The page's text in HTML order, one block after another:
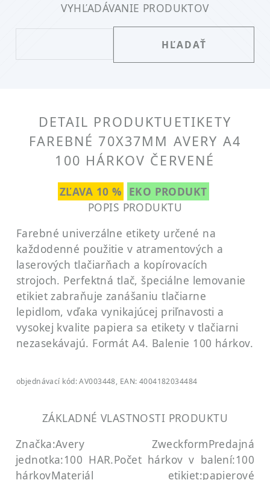
VYHĽADÁVANIE PRODUKTOV
DETAIL PRODUKTU ETIKETY
FAREBNÉ 70X37MM AVERY A4
100 HÁRKOV ČERVENÉ
ZĽAVA 10 % EKO PRODUKT
POPIS PRODUKTU
Farebné univerzálne etikety určené na
každodenné použitie v atramentových a
laserových tlačiarňach a kopírovacích
strojoch. Perfektná tlač, špeciálne lemovanie
etikiet zabraňuje zanášaniu tlačiarne
lepidlom, vďaka vynikajúcej priľnavosti a
vysokej kvalite papiera sa etikety v tlačiarni
nezasekávajú. Formát A4. Balenie 100 hárkov.
objednávací kód: AV003448, EAN: 4004182034484
ZÁKLADNÉ VLASTNOSTI PRODUKTU
Značka:Avery ZweckformPredajná
jednotka:100 HAR.Počet hárkov v balení:100
hárkovMateriál etikiet:papierové